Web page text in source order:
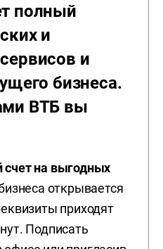
полный
и
и
бизнеса.
ВТБ вы
на выгодных
открывается
приходят
Подписать